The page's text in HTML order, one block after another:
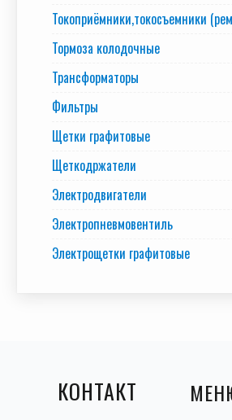
Токоприёмники,токосъемники
Тормоза колодочные
Трансформаторы
Фильтры
Щетки графитовые
Щеткодржатели
Электродвигатели
Электропневмовентиль
Электрощетки графитовые
КОНТАКТ